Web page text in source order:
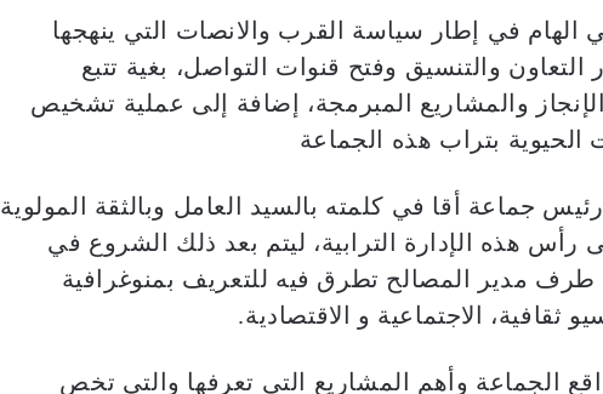
الهام في إطار سياسة القرب والانصات التي ينهجها
والتنسيق وفتح قنوات التواصل، بغية تتبع
والمشاريع المبرمجة، إضافة إلى عملية تشخيص
الحيوية بتراب هذه الجماعة
جماعة أقا في كلمته بالسيد العامل وبالثقة المولوية
رأس هذه الإدارة الترابية، ليتم بعد ذلك الشروع في
مدير المصالح تطرق فيه للتعريف بمنوغرافية
ثقافية، الاجتماعية و الاقتصادية.
الجماعة وأهم المشاريع التي تعرفها والتي تخص